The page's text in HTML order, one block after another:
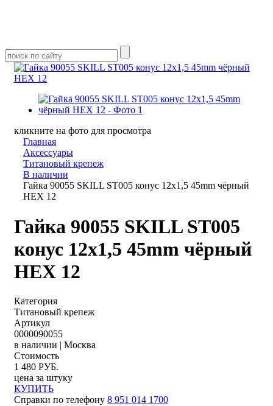
кликните на фото для просмотра
Главная
Аксессуары
Титановый крепеж
В наличии
Гайка 90055 SKILL ST005 конус 12x1,5 45mm чёрный
HEX 12
Гайка 90055 SKILL ST005
конус 12x1,5 45mm чёрный
HEX 12
Категория
Титановый крепеж
Артикул
0000090055
в наличии | Москва
Стоимость
1 480 РУБ.
цена за штуку
КУПИТЬ
Справки по телефону 8 951 014 1700